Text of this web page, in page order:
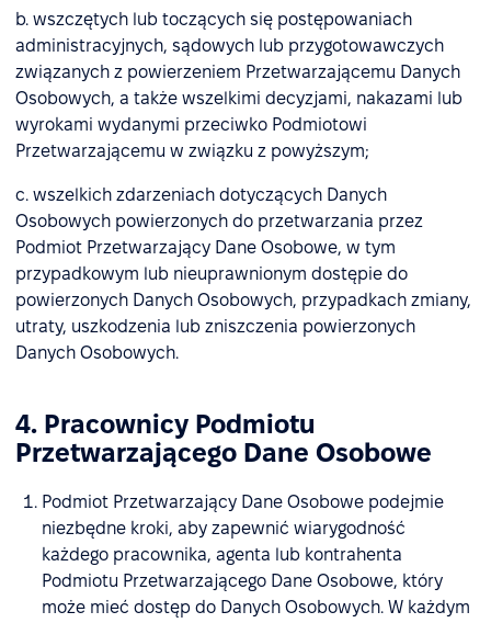
b. wszczętych lub toczących się postępowaniach
administracyjnych, sądowych lub przygotowawczych
związanych z powierzeniem Przetwarzającemu Danych
Osobowych, a także wszelkimi decyzjami, nakazami lub
wyrokami wydanymi przeciwko Podmiotowi
Przetwarzającemu w związku z powyższym;
c. wszelkich zdarzeniach dotyczących Danych
Osobowych powierzonych do przetwarzania przez
Podmiot Przetwarzający Dane Osobowe, w tym
przypadkowym lub nieuprawnionym dostępie do
powierzonych Danych Osobowych, przypadkach zmiany,
utraty, uszkodzenia lub zniszczenia powierzonych
Danych Osobowych.
4. Pracownicy Podmiotu
Przetwarzającego Dane Osobowe
Podmiot Przetwarzający Dane Osobowe podejmie
niezbędne kroki, aby zapewnić wiarygodność
każdego pracownika, agenta lub kontrahenta
Podmiotu Przetwarzającego Dane Osobowe, który
może mieć dostęp do Danych Osobowych. W każdym